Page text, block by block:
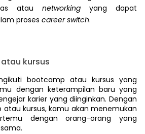
atau networking yang dapat
proses career switch.
kursus
bootcamp atau kursus yang
dengan keterampilan baru yang
karier yang diinginkan. Dengan
kursus, kamu akan menemukan
dengan orang-orang yang